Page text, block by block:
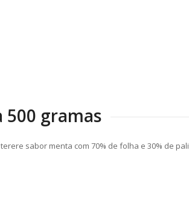
gramas
sabor menta com 70% de folha e 30% de